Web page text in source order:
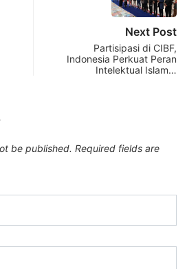
Next Post
Partisipasi di CIBF,
Indonesia Perkuat Peran
Intelektual Islam…
be published. Required fields are